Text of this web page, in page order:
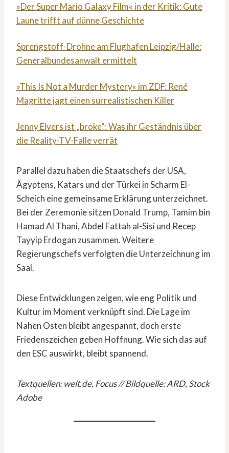
»Der Super Mario Galaxy Film« in der Kritik: Gute
Laune trifft auf dünne Geschichte
Sprengstoff-Drohne am Flughafen Leipzig/Halle:
Generalbundesanwalt ermittelt
»This Is Not a Murder Mystery« im ZDF: René
Magritte jagt einen surrealistischen Killer
Jenny Elvers ist „broke“: Was ihr Geständnis über
die Reality-TV-Falle verrät
Parallel dazu haben die Staatschefs der USA,
Ägyptens, Katars und der Türkei in Scharm El-
Scheich eine gemeinsame Erklärung unterzeichnet.
Bei der Zeremonie sitzen Donald Trump, Tamim bin
Hamad Al Thani, Abdel Fattah al-Sisi und Recep
Tayyip Erdogan zusammen. Weitere
Regierungschefs verfolgten die Unterzeichnung im
Saal.
Diese Entwicklungen zeigen, wie eng Politik und
Kultur im Moment verknüpft sind. Die Lage im
Nahen Osten bleibt angespannt, doch erste
Friedenszeichen geben Hoffnung. Wie sich das auf
den ESC auswirkt, bleibt spannend.
Textquellen: welt.de, Focus // Bildquelle: ARD, Stock
Adobe